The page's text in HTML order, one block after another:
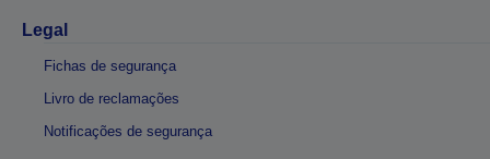
Legal
Fichas de segurança
Livro de reclamações
Notificações de segurança